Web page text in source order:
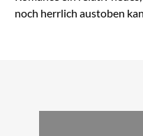
noch herrlich austoben